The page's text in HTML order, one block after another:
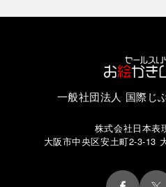
一般社団法人 国際じ
株式会社日本表
大阪市中央区安土町2-3-13